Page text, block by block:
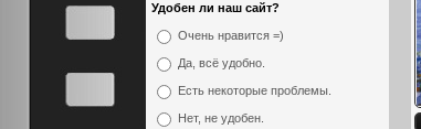
Удобен ли наш сайт?
Очень нравится =)
Да, всё удобно.
Есть некоторые проблемы.
Нет, не удобен.